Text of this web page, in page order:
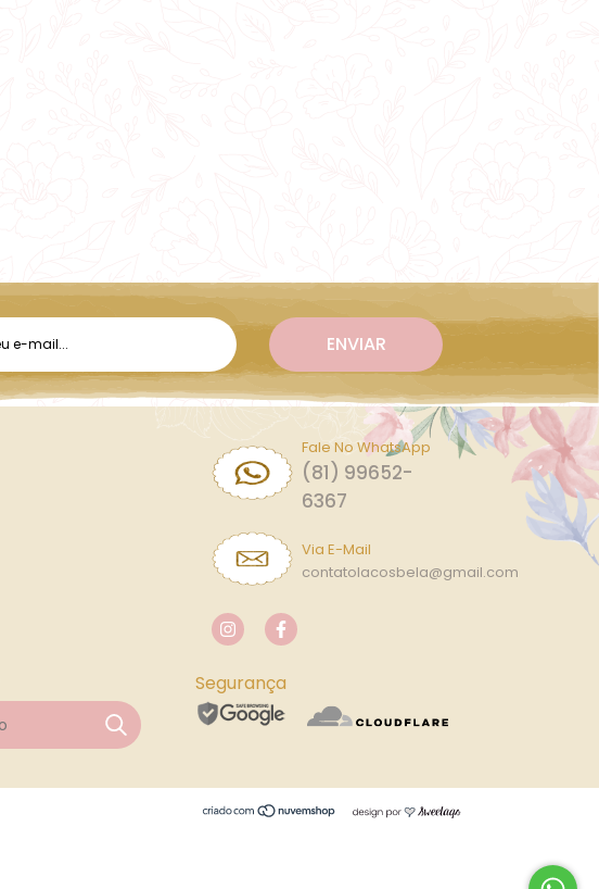
Fale No WhatsApp
(81) 99652-
6367
Via E-Mail
contatolacosbela@gmail.com
Segurança